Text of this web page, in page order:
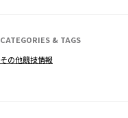
CATEGORIES & TAGS
その他競技情報